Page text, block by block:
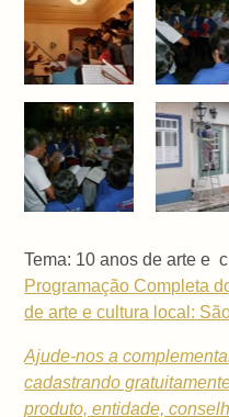
Tema: 10 anos de arte e
Programação Completa
de arte e cultura local:
Ajude-nos a
cadastrando
produto, entidade,